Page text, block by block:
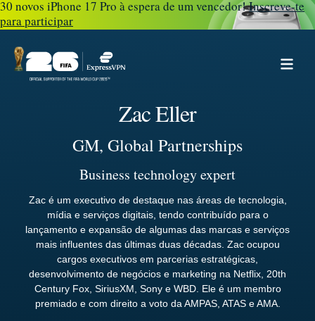
30 novos iPhone 17 Pro à espera de um vencedor!Inscreve-te
para participar
Zac Eller
GM, Global Partnerships
Business technology expert
Zac é um executivo de destaque nas áreas de tecnologia,
mídia e serviços digitais, tendo contribuído para o
lançamento e expansão de algumas das marcas e serviços
mais influentes das últimas duas décadas. Zac ocupou
cargos executivos em parcerias estratégicas,
desenvolvimento de negócios e marketing na Netflix, 20th
Century Fox, SiriusXM, Sony e WBD. Ele é um membro
premiado e com direito a voto da AMPAS, ATAS e AMA.